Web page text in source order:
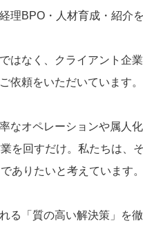
理BPO・人材育成・紹介
はなく、クライアント企
依頼をいただいています。
なオペレーションや属人
を回すだけ。私たちは、
ありたいと考えています。
る「質の高い解決策」を